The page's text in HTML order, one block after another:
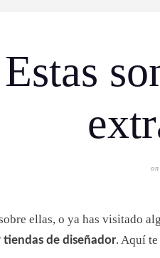
Estas
on
ellas, o ya has visitado
tiendas de diseñador. Aquí te